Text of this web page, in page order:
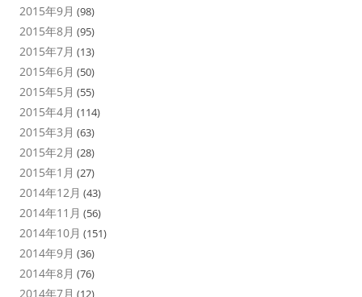
2015年9月 (98)
2015年8月 (95)
2015年7月 (13)
2015年6月 (50)
2015年5月 (55)
2015年4月 (114)
2015年3月 (63)
2015年2月 (28)
2015年1月 (27)
2014年12月 (43)
2014年11月 (56)
2014年10月 (151)
2014年9月 (36)
2014年8月 (76)
2014年7月 (12)